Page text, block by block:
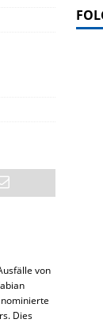
von
Dies